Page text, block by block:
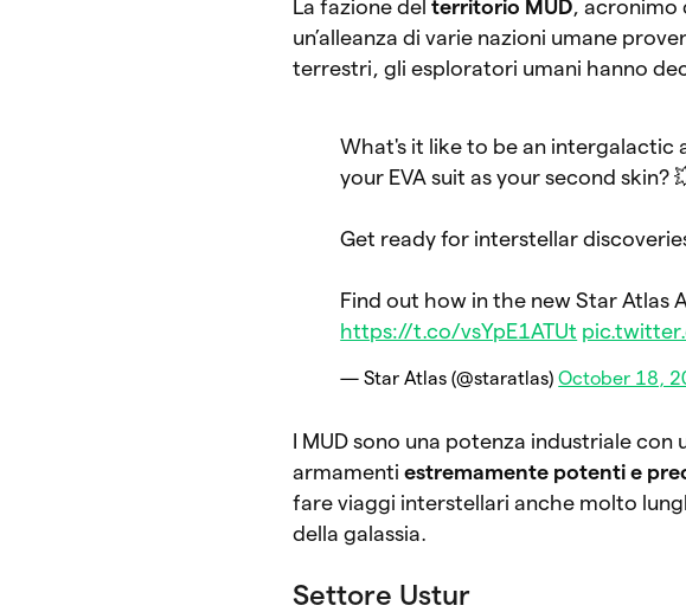
La fazione del territorio MUD ,
un’alleanza di varie nazioni umane
terrestri, gli esploratori umani hanno
What's it like to be an
your EVA suit as your second skin?
Get ready for interstellar
Find out how in the new Star Atlas
https://t.co/vsYpE1ATUt
— Star Atlas (@staratlas)October 18,
I MUD sono una potenza industriale
armamenti estremamente potenti e
fare viaggi interstellari anche molto
della galassia.
Settore Ustur